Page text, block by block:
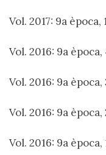
Vol. 2017: 9a
Vol. 2016: 9a
Vol. 2016: 9a
Vol. 2016: 9a
Vol. 2016: 9a